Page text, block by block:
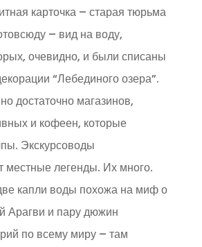
карточка – старая тюрьма
– вид на воду,
очевидно, и были списаны
“Лебединого озера”.
достаточно магазинов,
и кофеен, которые
Экскурсоводы
местные легенды. Их много.
капли воды похожа на миф о
Арагви и пару дюжин
по всему миру – там